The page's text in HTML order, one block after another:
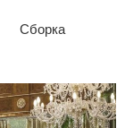
Сборка